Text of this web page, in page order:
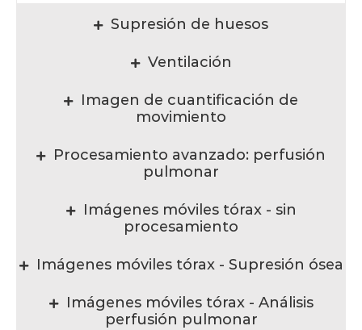
Supresión de huesos
Ventilación
Imagen de cuantificación de
movimiento
Procesamiento avanzado: perfusión
pulmonar
Imágenes móviles tórax - sin
procesamiento
Imágenes móviles tórax - Supresión ósea
Imágenes móviles tórax - Análisis
perfusión pulmonar